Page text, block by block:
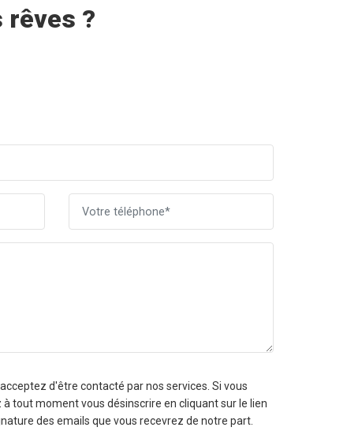
rêves ?
d'être contacté par nos services. Si vous
tout moment vous désinscrire en cliquant sur le lien
des emails que vous recevrez de notre part.